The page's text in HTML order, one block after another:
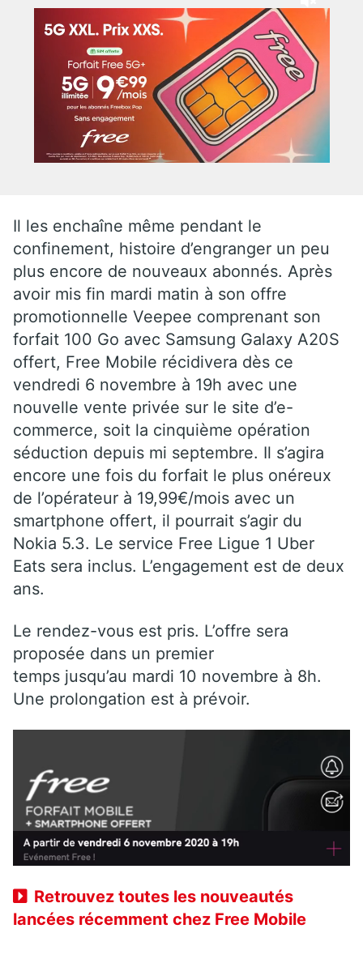
Il les enchaîne même pendant le
confinement, histoire d’engranger un peu
plus encore de nouveaux abonnés. Après
avoir mis fin mardi matin à son offre
promotionnelle Veepee comprenant son
forfait 100 Go avec Samsung Galaxy A20S
offert, Free Mobile récidivera dès ce
vendredi 6 novembre à 19h avec une
nouvelle vente privée sur le site d’e-
commerce, soit la cinquième opération
séduction depuis mi septembre. Il s’agira
encore une fois du forfait le plus onéreux
de l’opérateur à 19,99€/mois avec un
smartphone offert, il pourrait s’agir du
Nokia 5.3. Le service Free Ligue 1 Uber
Eats sera inclus. L’engagement est de deux
ans.
Le rendez-vous est pris. L’offre sera
proposée dans un premier
temps jusqu’au mardi 10 novembre à 8h.
Une prolongation est à prévoir.
Retrouvez toutes les nouveautés
lancées récemment chez Free Mobile